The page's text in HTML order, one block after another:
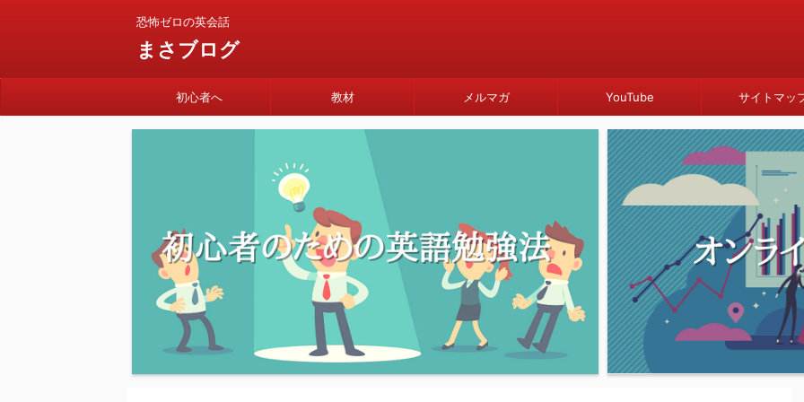
恐怖ゼロの英会話
まさブログ
初心者へ 教材 メルマガ YouTube サイトマッ